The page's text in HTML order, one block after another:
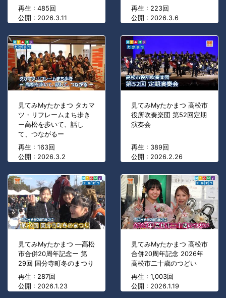
再生 : 485回
公開 : 2026.3.11
再生 : 223回
公開 : 2026.3.6
見てみMyたかまつ タカマ
ツ・リフレームまち歩き
ー高松を歩いて、話し
て、つながるー
再生 : 163回
公開 : 2026.3.2
見てみMyたかまつ 高松市
役所吹奏楽団 第52回定期
演奏会
再生 : 389回
公開 : 2026.2.26
見てみMyたかまつ ―高松
市合併20周年記念ー 第
29回 国分寺町冬のまつり
再生 : 287回
公開 : 2026.1.23
見てみMyたかまつ 高松市
合併20周年記念 2026年
高松市二十歳のつどい
再生 : 1,003回
公開 : 2026.1.19